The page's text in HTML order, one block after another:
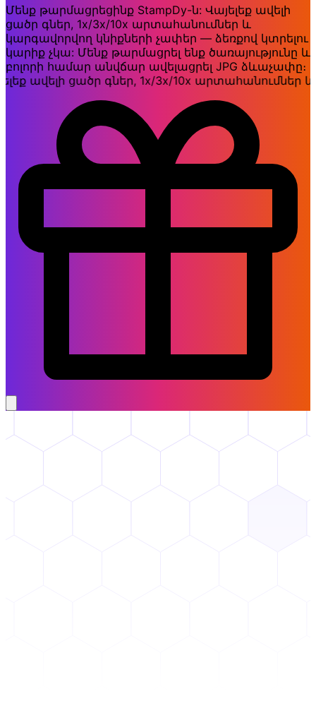
Մենք թարմացրեցինք StampDy-ն: Վայելեք ավելի
ցածր գներ, 1x/3x/10x արտահանումներ և
կարգավորվող կնիքների չափեր — ձեռքով կտրելու
կարիք չկա: Մենք թարմացրել ենք ծառայությունը և
բոլորի համար անվճար ավելացրել JPG ձևաչափը։
ավելի ցածր գներ, 1x/3x/10x արտահանումներ և